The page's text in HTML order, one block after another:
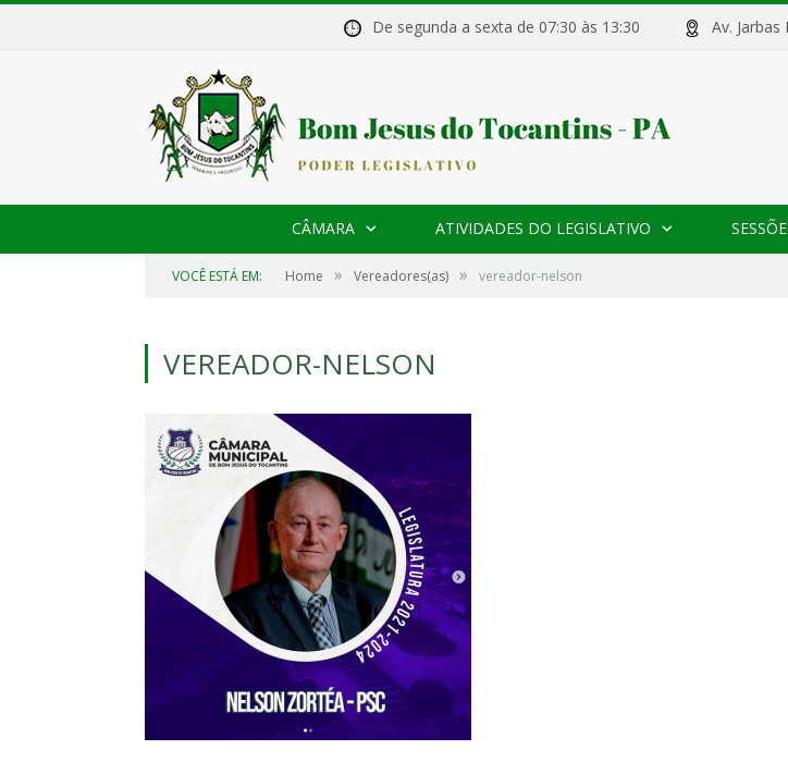
De segunda a sexta de 07:30 às 13:30 Av.
CÂMARA ATIVIDADES DO LEGISLATIVO
VOCÊ ESTÁ EM: Home » Vereadores(as) » vereador-nelson
VEREADOR-NELSON